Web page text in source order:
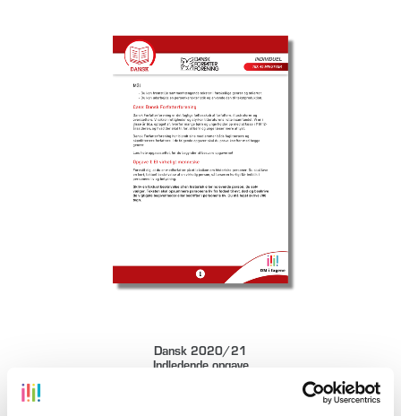
DOWNLOAD
Dansk 2020/21
Indledende opgave